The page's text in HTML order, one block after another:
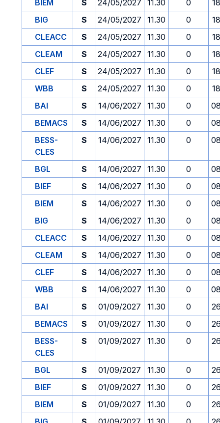
BIEM
S 24/05/2027 11.30 0
BIG
S 24/05/2027 11.30 0
CLEACC
S 24/05/2027 11.30 0
CLEAM
S 24/05/2027 11.30 0
CLEF
S 24/05/2027 11.30 0
WBB
S 24/05/2027 11.30 0
BAI
S 14/06/2027 11.30 0
BEMACS
S 14/06/2027 11.30 0
BESS-
CLES
S 14/06/2027 11.30 0
BGL S 14/06/2027 11.30 0
BIEF
S 14/06/2027 11.30 0
BIEM
S 14/06/2027 11.30 0
BIG
S 14/06/2027 11.30 0
CLEACC
S 14/06/2027 11.30 0
CLEAM
S 14/06/2027 11.30 0
CLEF
S 14/06/2027 11.30 0
WBB
S 14/06/2027 11.30 0
BAI
S 01/09/2027 11.30 0
BEMACS
S 01/09/2027 11.30 0
BESS-
CLES
S 01/09/2027 11.30 0
BGL S 01/09/2027 11.30 0
BIEF
S 01/09/2027 11.30 0
BIEM
S 01/09/2027 11.30 0